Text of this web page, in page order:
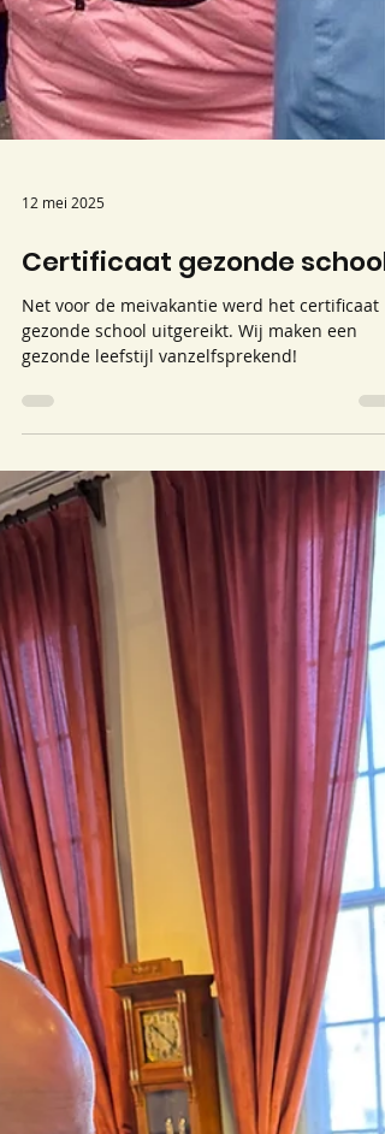
Certificaat gezonde school
Net voor de meivakantie werd het certificaat
gezonde school uitgereikt. Wij maken een
gezonde leefstijl vanzelfsprekend!